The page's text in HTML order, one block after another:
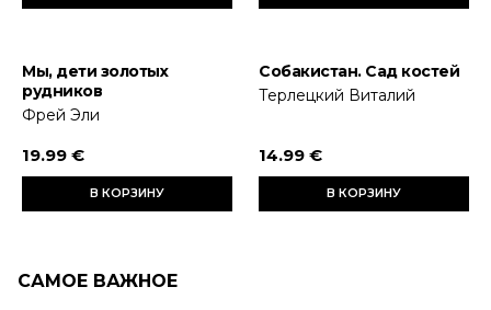
Мы, дети золотых
рудников
Фрей Эли
19.99 €
В КОРЗИНУ
Собакистан. Сад костей
Терлецкий Виталий
14.99 €
В КОРЗИНУ
САМОЕ ВАЖНОЕ